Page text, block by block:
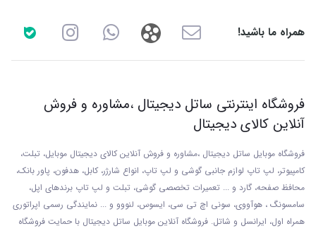
همراه ما باشید!
فروشگاه اینترنتی ساتل دیجیتال ،مشاوره و فروش
آنلاین کالای دیجیتال
فروشگاه موبایل ساتل دیجیتال ،مشاوره و فروش آنلاین کالای دیجیتال موبایل، تبلت،
کامپیوتر، لپ تاپ لوازم جانبی گوشی و لپ تاپ، انواع شارژر، کابل، هدفون، پاور بانک،
محافظ صفحه، گارد و ... تعمیرات تخصصی گوشی، تبلت و لپ تاپ برندهای اپل،
سامسونگ ، هوآووی، سونی اچ تی سی، ایسوس، لنووو و ... نمایندگی رسمی اپراتوری
همراه اول، ایرانسل و شاتل. فروشگاه آنلاین موبایل ساتل دیجیتال با حمایت فروشگاه